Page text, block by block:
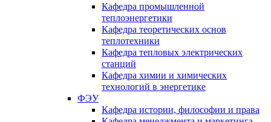
Кафедра промышленной
теплоэнергетики
Кафедра теоретических основ
теплотехники
Кафедра тепловых электрических
станций
Кафедра химии и химических
технологий в энергетике
ФЭУ
Кафедра истории, философии и права